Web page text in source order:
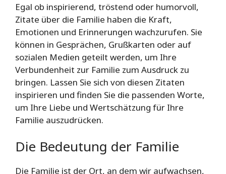
Egal ob inspirierend, tröstend oder humorvoll,
Zitate über die Familie haben die Kraft,
Emotionen und Erinnerungen wachzurufen. Sie
können in Gesprächen, Grußkarten oder auf
sozialen Medien geteilt werden, um Ihre
Verbundenheit zur Familie zum Ausdruck zu
bringen. Lassen Sie sich von diesen Zitaten
inspirieren und finden Sie die passenden Worte,
um Ihre Liebe und Wertschätzung für Ihre
Familie auszudrücken.
Die Bedeutung der Familie
Die Familie ist der Ort, an dem wir aufwachsen,